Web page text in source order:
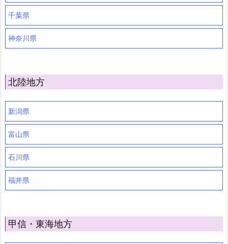
千葉県
神奈川県
北陸地方
新潟県
富山県
石川県
福井県
甲信・東海地方